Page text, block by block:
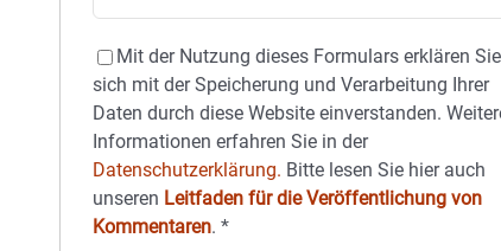
Mit der Nutzung dieses Formulars erklären Sie
sich mit der Speicherung und Verarbeitung Ihrer
Daten durch diese Website einverstanden.
Informationen erfahren Sie in der
Datenschutzerklärung. Bitte lesen Sie hier auch
unseren Leitfaden für die Veröffentlichung von
Kommentaren.*